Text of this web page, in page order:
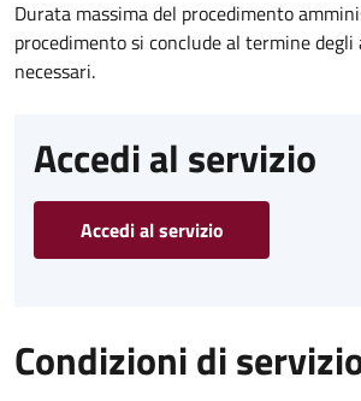
Durata massima del procedimento
procedimento si conclude al termine
necessari.
Accedi al servizio
Accedi al servizio
Condizioni di